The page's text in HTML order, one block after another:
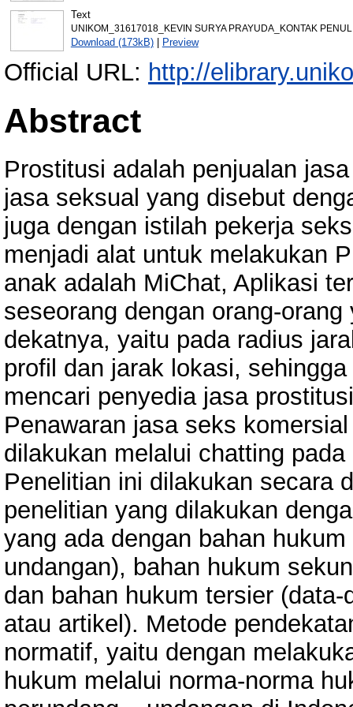
Text
UNIKOM_31617018_KEVIN SURYA PRAYUDA_KONTAK
Download (173kB)| Preview
Official URL: http://
Abstract
Prostitusi adalah penjualan
jasa seksual yang disebut
juga dengan istilah pekerja
menjadi alat untuk melakukan
anak adalah MiChat, Aplikasi
seseorang dengan orang-
dekatnya, yaitu pada radius
profil dan jarak lokasi,
mencari penyedia jasa
Penawaran jasa seks
dilakukan melalui chatting
Penelitian ini dilakukan secara
penelitian yang dilakukan
yang ada dengan bahan
undangan), bahan hukum
dan bahan hukum tersier
atau artikel). Metode
normatif, yaitu dengan
hukum melalui norma-norma